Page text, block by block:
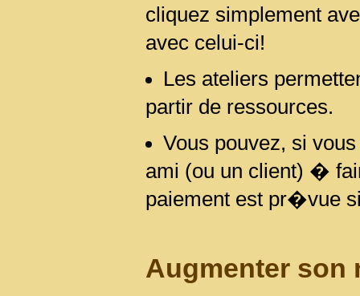
cliquez simplement
avec celui-ci!
Les ateliers
partir de ressources.
Vous pouvez, si
ami (ou un client) �
paiement est pr�vue
Augmenter son